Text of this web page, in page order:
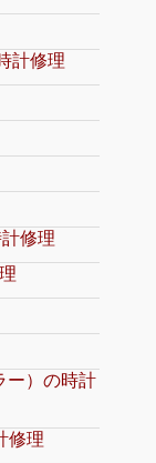
計修理
修理
ー）の時計
修理